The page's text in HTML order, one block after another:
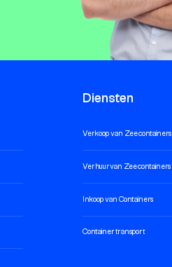
Diensten
Verkoop van Zeecontainers
Verhuur van Zeecontainers
Inkoop van Containers
Container transport